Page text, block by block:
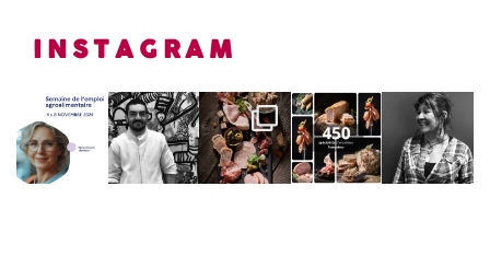
INSTAGRAM